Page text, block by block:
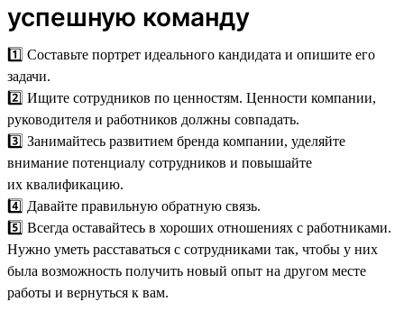
успешную команду
1️⃣ Составьте портрет идеального кандидата и опишите его
задачи.
2️⃣ Ищите сотрудников по ценностям. Ценности компании,
руководителя и работников должны совпадать.
3️⃣ Занимайтесь развитием бренда компании, уделяйте
внимание потенциалу сотрудников и повышайте
их квалификацию.
4️⃣ Давайте правильную обратную связь.
5️⃣ Всегда оставайтесь в хороших отношениях с работниками.
Нужно уметь расставаться с сотрудниками так, чтобы у них
была возможность получить новый опыт на другом месте
работы и вернуться к вам.